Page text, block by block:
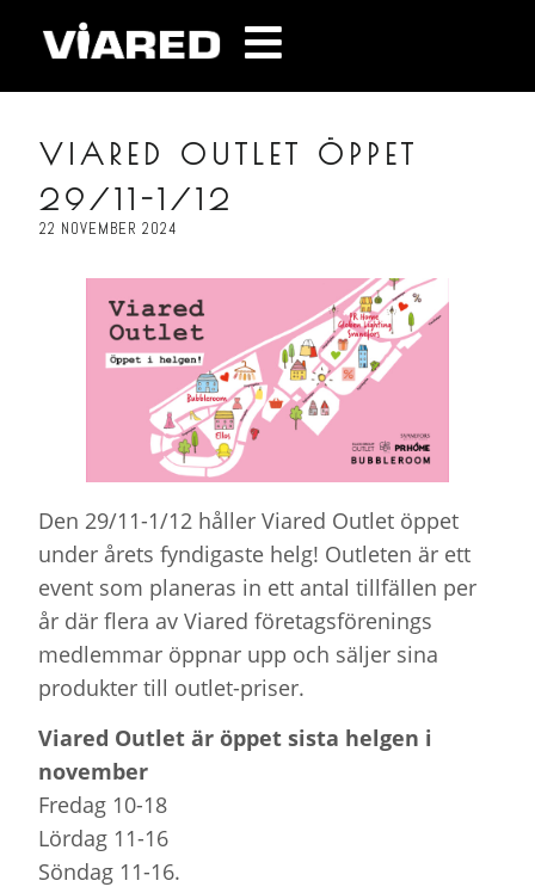
VIARED OUTLET ÖPPET
29/11-1/12
22 NOVEMBER 2024
Den 29/11-1/12 håller Viared Outlet öppet
under årets fyndigaste helg! Outleten är ett
event som planeras in ett antal tillfällen per
år där flera av Viared företagsförenings
medlemmar öppnar upp och säljer sina
produkter till outlet-priser.
Viared Outlet är öppet sista helgen i
november
Fredag 10-18
Lördag 11-16
Söndag 11-16.